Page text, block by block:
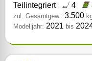
Teilintegriert 4
zul. Gesamtgew.: 3.500
Modelljahr: 2021 bis